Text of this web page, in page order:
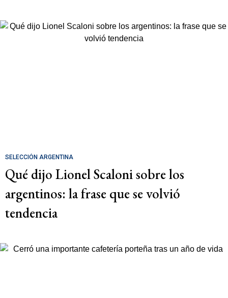
SELECCIÓN ARGENTINA
Qué dijo Lionel Scaloni sobre los
argentinos: la frase que se volvió
tendencia